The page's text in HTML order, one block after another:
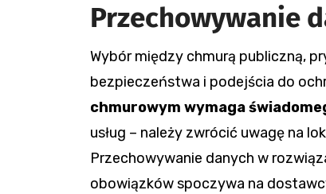
Przechowywanie
Wybór między chmurą publiczną,
bezpieczeństwa i podejścia do
chmurowym wymaga
usług – należy zwrócić uwagę na
Przechowywanie danych w
obowiązków spoczywa na